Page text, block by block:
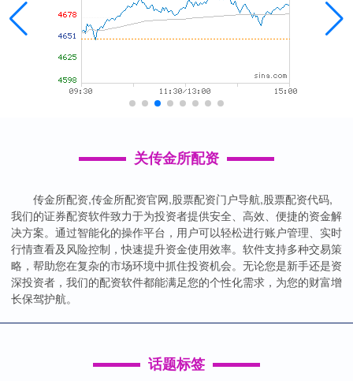
关传金所配资
传金所配资,传金所配资官网,股票配资门户导航,股票配资代码,
我们的证券配资软件致力于为投资者提供安全、高效、便捷的资金解
决方案。通过智能化的操作平台，用户可以轻松进行账户管理、实时
行情查看及风险控制，快速提升资金使用效率。软件支持多种交易策
略，帮助您在复杂的市场环境中抓住投资机会。无论您是新手还是资
深投资者，我们的配资软件都能满足您的个性化需求，为您的财富增
长保驾护航。
话题标签